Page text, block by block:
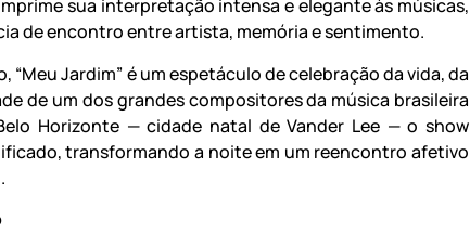
sua interpretação intensa e elegante às músicas,
de encontro entre artista, memória e sentimento.
“Meu Jardim” é um espetáculo de celebração da vida, da
de um dos grandes compositores da música brasileira
Horizonte — cidade natal de Vander Lee — o show
transformando a noite em um reencontro afetivo